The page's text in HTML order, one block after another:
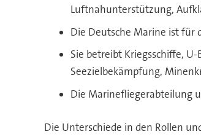
Luftnahunterstützung,
Die Deutsche Marine ist für
Sie betreibt Kriegsschiffe,
Seezielbekämpfung,
Die Marinefliegerabteilung
Die Unterschiede in den Rollen